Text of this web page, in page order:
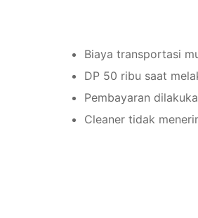
Biaya transportasi
DP 50 ribu saat
Pembayaran
Cleaner tidak